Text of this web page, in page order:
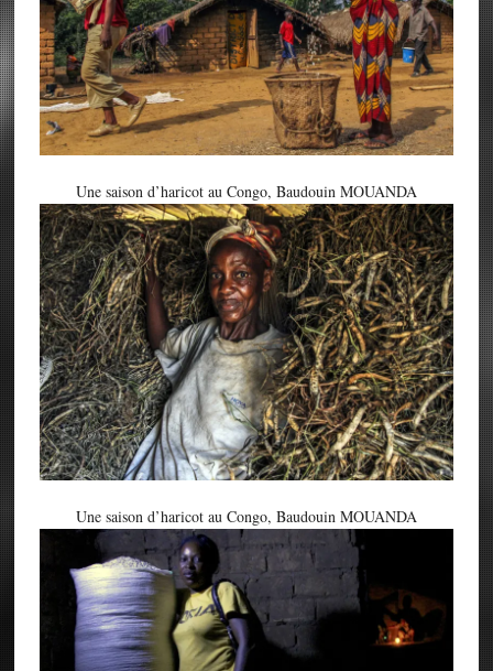
Une saison d’haricot au Congo, Baudouin MOUANDA
Une saison d’haricot au Congo, Baudouin MOUANDA